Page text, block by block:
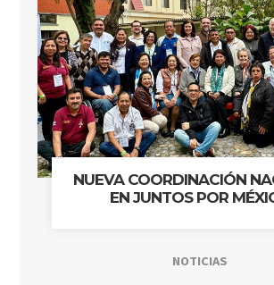
NUEVA COORDINACIÓN
EN JUNTOS POR
NOTICIAS